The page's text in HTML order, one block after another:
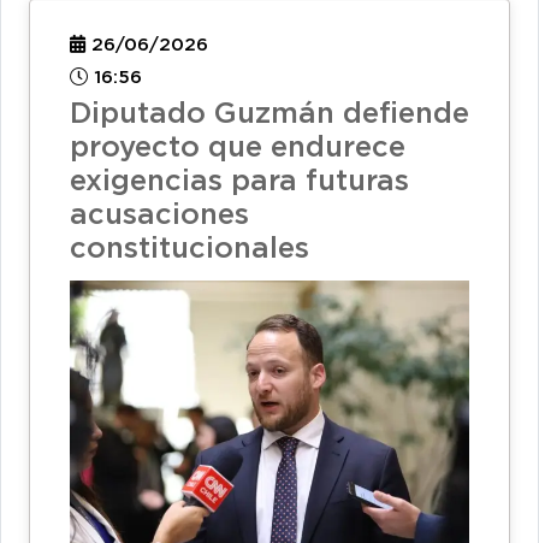
26/06/2026
16:56
Diputado Guzmán defiende
proyecto que endurece
exigencias para futuras
acusaciones
constitucionales